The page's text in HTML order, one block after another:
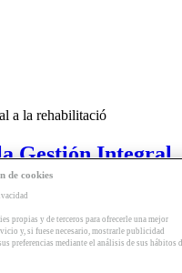
Gestión Integral
de cookies
propias y de terceros para ofrecerle una mejor
y, si fuese necesario, mostrarle publicidad
preferencias mediante el análisis de sus hábitos